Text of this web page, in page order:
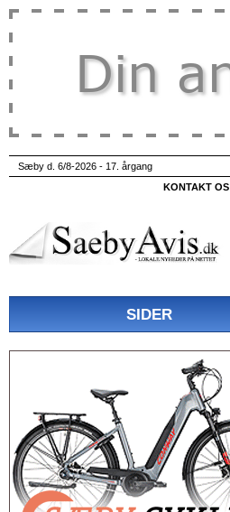
Sæby d. 6/8-2026 - 17. årgang
KONTAKT OS
SIDER